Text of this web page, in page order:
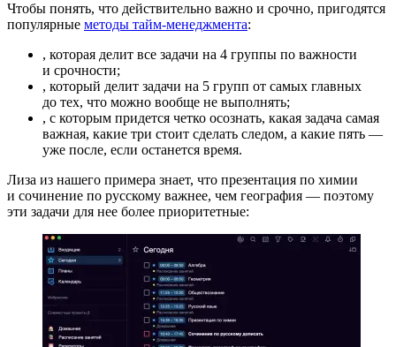
Чтобы понять, что действительно важно и срочно, пригодятся
популярные методы тайм-менеджмента:
, которая делит все задачи на 4 группы по важности
и срочности;
, который делит задачи на 5 групп от самых главных
до тех, что можно вообще не выполнять;
, с которым придется четко осознать, какая задача самая
важная, какие три стоит сделать следом, а какие пять —
уже после, если останется время.
Лиза из нашего примера знает, что презентация по химии
и сочинение по русскому важнее, чем география — поэтому
эти задачи для нее более приоритетные: